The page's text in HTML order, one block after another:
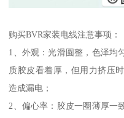
购买BVR家装电线注意事项：
1、外观：光滑圆整，色泽均
质胶皮看着厚，但用力挤压
造成漏电；
2、偏心率：胶皮一圈薄厚一